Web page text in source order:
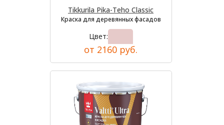
Tikkurila Pika-Teho Classic
Краска для деревянных фасадов
Цвет:
от 2160 руб.